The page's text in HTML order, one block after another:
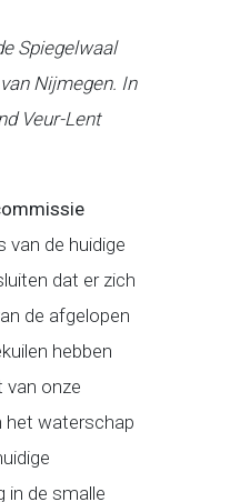
Spiegelwaal
Nijmegen. In
Veur-Lent
van de huidige
dat er zich
de afgelopen
hebben
van onze
het waterschap
in de smalle